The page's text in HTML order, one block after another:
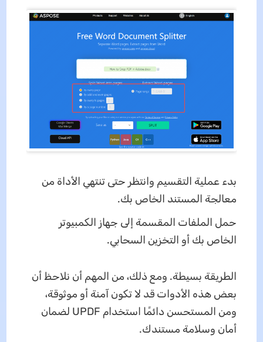
بدء عملية التقسيم وانتظر حتى تنتهي الأداة من
معالجة المستند الخاص بك.
حمل الملفات المقسمة إلى جهاز الكمبيوتر
الخاص بك أو التخزين السحابي.
الطريقة بسيطة. ومع ذلك، من المهم أن نلاحظ أن
بعض هذه الأدوات قد لا تكون آمنة أو موثوقة،
ومن المستحسن دائمًا استخدام UPDF لضمان
أمان وسلامة مستندك.